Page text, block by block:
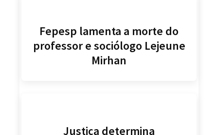
Fepesp lamenta a morte do
professor e sociólogo Lejeune
Mirhan
Justiça determina